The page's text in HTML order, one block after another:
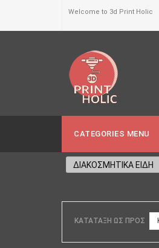
Welcome to 3d Print Holic
CATEGORIES MENU
ΔΙΑΚΟΣΜΗΤΙΚΑ ΕΙΔΗ
ΚΑΤΆΤΑΞΗ ΩΣ ΠΡΟΣ